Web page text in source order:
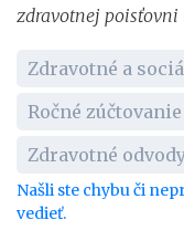
zdravotnej poisťovni
Zdravotné a
Ročné
Zdravotné
Našli ste chybu či
vedieť.